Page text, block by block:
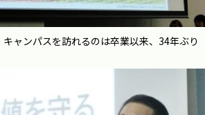
キャンパスを訪れるのは卒業以来、34年ぶり